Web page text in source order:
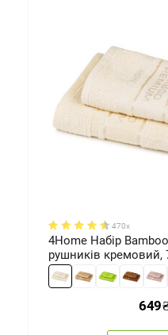
470x
4Home Набір
рушників кремовий,
100 см
649